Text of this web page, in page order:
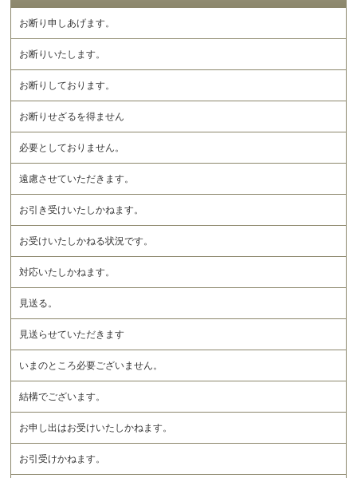
お断り申しあげます。
お断りいたします。
お断りしております。
お断りせざるを得ません
必要としておりません。
遠慮させていただきます。
お引き受けいたしかねます。
お受けいたしかねる状況です。
対応いたしかねます。
見送る。
見送らせていただきます
いまのところ必要ございません。
結構でございます。
お申し出はお受けいたしかねます。
お引受けかねます。